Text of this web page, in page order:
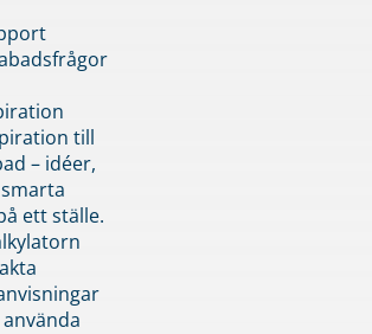
till
– idéer,
ett ställe.